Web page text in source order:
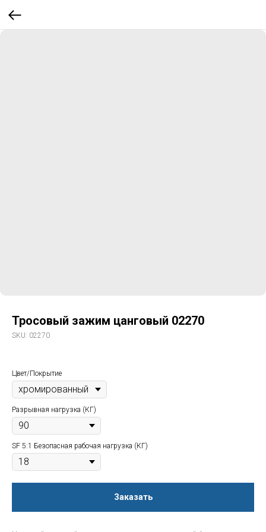
Тросовый зажим цанговый 02270
SKU: 02270
Цвет/Покрытие
Разрывная нагрузка (КГ)
SF 5:1 Безопасная рабочая нагрузка (КГ)
Заказать